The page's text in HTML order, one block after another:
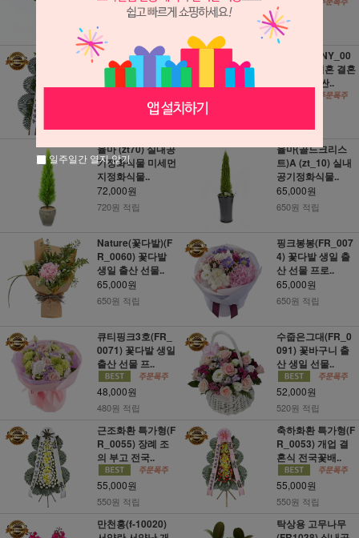
64,000원
640원 적립
72,000원
720원 적립
근조화환 (NY_00
02) 장례 조의 부고
꽃화환 장례..
축하화환 (NY_00
01) 개업 결혼 결혼
식 꽃화환 싼..
율마 (zt70) 실내공
기정화식물 미세먼
지정화식물..
72,000원
720원 적립
율마(골드크리스
트)A (zt_10) 실내
공기정화식물..
65,000원
650원 적립
Nature(꽃다발)(F
R_0060) 꽃다발
생일 출산 선물..
65,000원
650원 적립
핑크봉봉(FR_007
4) 꽃다발 생일 출
산 선물 프로..
65,000원
650원 적립
큐티핑크3호(FR_
0071) 꽃다발 생일
출산 선물 프..
48,000원
480원 적립
수줍은그대(FR_0
091) 꽃바구니 출
산 생일 선물..
52,000원
520원 적립
근조화환 특가형(F
R_0055) 장례 조
의 부고 전국..
55,000원
550원 적립
축하화환 특가형(F
R_0053) 개업 결
혼식 전국꽃배..
55,000원
550원 적립
만천홍(f-10020)
탁상용 고무나무
일주일간 열지 않기